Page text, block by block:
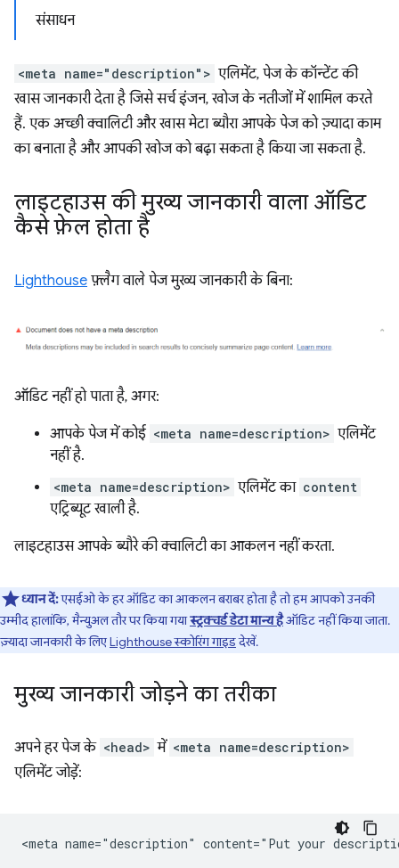
संसाधन
<meta name="description"> एलिमेंट, पेज के कॉन्टेंट की
खास जानकारी देता है जिसे सर्च इंजन, खोज के नतीजों में शामिल करते
हैं. एक अच्छी क्वालिटी और खास मेटा ब्यौरा आपके पेज को ज़्यादा काम
का बनाता है और आपकी खोज को बढ़ा सकता है किया जा सकता है.
लाइटहाउस की मुख्य जानकारी वाला ऑडिट
कैसे फ़ेल होता है
Lighthouse फ़्लैग वाले पेज मुख्य जानकारी के बिना:
ऑडिट नहीं हो पाता है, अगर:
आपके पेज में कोई <meta name=description> एलिमेंट
नहीं है.
<meta name=description> एलिमेंट का content
एट्रिब्यूट खाली है.
लाइटहाउस आपके ब्यौरे की क्वालिटी का आकलन नहीं करता.
ध्यान दें:एसईओ के हर ऑडिट का आकलन बराबर होता है तो हम आपको उनकी
उम्मीद हालांकि, मैन्युअल तौर पर किया गयास्ट्रक्चर्ड डेटा मान्य हैऑडिट नहीं किया जाता.
ज़्यादा जानकारी के लिएLighthouse स्कोरिंग गाइडदेखें.
मुख्य जानकारी जोड़ने का तरीका
अपने हर पेज के <head> में <meta name=description>
एलिमेंट जोड़ें: